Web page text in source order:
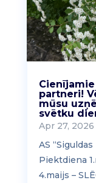
partneri!
mūsu
svētku
Apr 27, 2026
AS
Piektdiena
4.maijs –